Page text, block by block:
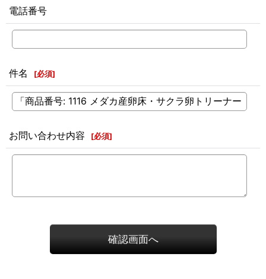
電話番号
件名 [必須]
お問い合わせ内容 [必須]
確認画面へ